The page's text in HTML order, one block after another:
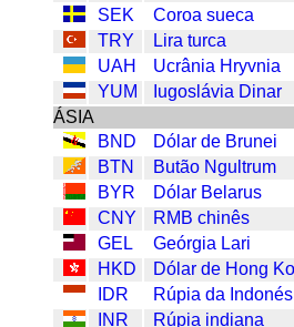
SEK
Coroa sueca
TRY
Lira turca
UAH
Ucrânia Hryvnia
YUM
Iugoslávia Dinar
ÁSIA
BND
Dólar de Brunei
BTN
Butão Ngultrum
BYR
Dólar Belarus
CNY
RMB chinês
GEL
Geórgia Lari
HKD
Dólar de Hong
IDR
Rúpia da
INR
Rúpia indiana